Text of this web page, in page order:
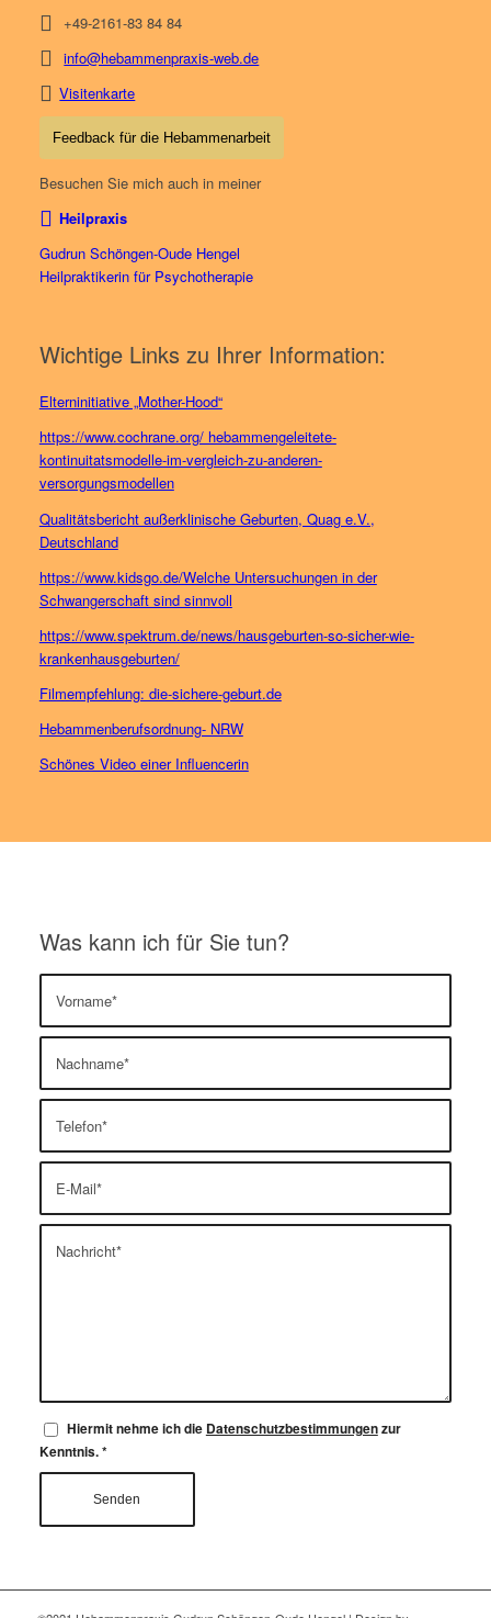
+49-2161-83 84 84
info@hebammenpraxis-web.de
Visitenkarte
Feedback für die Hebammenarbeit
Besuchen Sie mich auch in meiner
Heilpraxis
Gudrun Schöngen-Oude Hengel
Heilpraktikerin für Psychotherapie
Wichtige Links zu Ihrer Information:
Elterninitiative „Mother-Hood“
https://www.cochrane.org/ hebammengeleitete-
kontinuitatsmodelle-im-vergleich-zu-anderen-
versorgungsmodellen
Qualitätsbericht außerklinische Geburten, Quag e.V.,
Deutschland
https://www.kidsgo.de/Welche Untersuchungen in der
Schwangerschaft sind sinnvoll
https://www.spektrum.de/news/hausgeburten-so-sicher-wie-
krankenhausgeburten/
Filmempfehlung: die-sichere-geburt.de
Hebammenberufsordnung- NRW
Schönes Video einer Influencerin
Was kann ich für Sie tun?
Hiermit nehme ich die Datenschutzbestimmungenzur
Kenntnis.*